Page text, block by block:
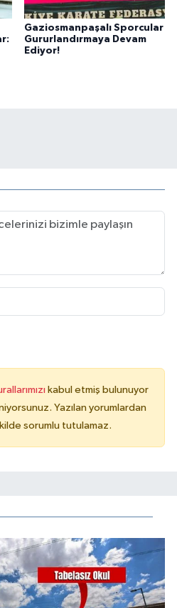
Gaziosmanpaşalı Sporcular
Gururlandırmaya Devam
Ediyor!
kabul etmiş bulunuyor
Yazılan yorumlardan
sorumlu tutulamaz.